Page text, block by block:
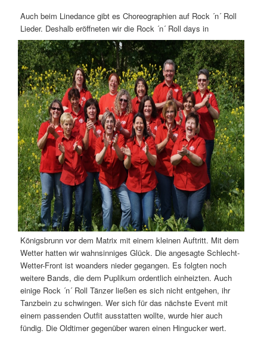
Auch beim Linedance gibt es Choreographien auf Rock ´n´ Roll
Lieder. Deshalb eröffneten wir die Rock ´n´ Roll days in
Königsbrunn vor dem Matrix mit einem kleinen Auftritt. Mit dem
Wetter hatten wir wahnsinniges Glück. Die angesagte Schlecht-
Wetter-Front ist woanders nieder gegangen. Es folgten noch
weitere Bands, die dem Puplikum ordentlich einheizten. Auch
einige Rock ´n´ Roll Tänzer ließen es sich nicht entgehen, ihr
Tanzbein zu schwingen. Wer sich für das nächste Event mit
einem passenden Outfit ausstatten wollte, wurde hier auch
fündig. Die Oldtimer gegenüber waren einen Hingucker wert.